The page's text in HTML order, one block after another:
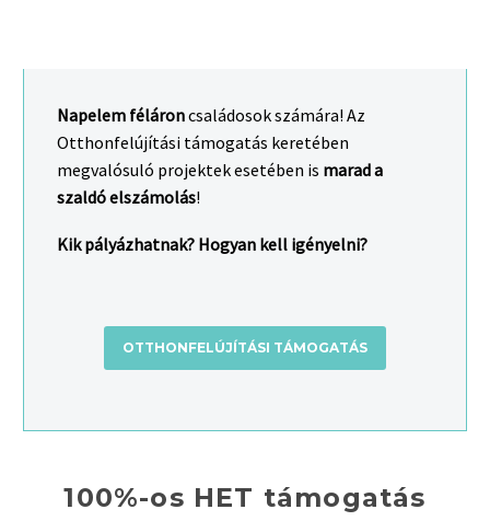
Napelem félároncsaládosok számára! Az
Otthonfelújítási támogatás keretében
megvalósuló projektek esetében is marad a
szaldó elszámolás!
Kik pályázhatnak? Hogyan kell igényelni?
OTTHONFELÚJÍTÁSI TÁMOGATÁS
100%-os HET támogatás